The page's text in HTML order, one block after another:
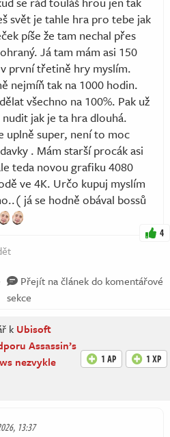
svět je tahle hra pro tebe jak
píše že tam nechal přes
Já tam mám asi 150
první třetině hry myslím.
nejmíň tak na 1000 hodin.
všechno na 100%. Pak už
jak je ta hra dlouhá.
uplně super, není to moc
. Mám starší procák asi
teda novou grafiku 4080
ve 4K. Určo kupuj myslím
já se hodně obával bossů
4
Přejít na článek do komentářové
sekce
k Ubisoft
Assassin’s
nezvykle
1 AP 1 XP
13:37